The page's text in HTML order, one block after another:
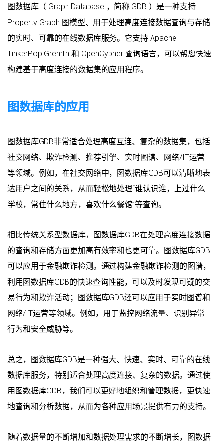
图数据库（ Graph Database ，简称 GDB ）是一种支持
Property Graph 图模型、用于处理高度连接数据查询与存储
的实时、可靠的在线数据库服务。它支持 Apache
TinkerPop Gremlin 和 OpenCypher 查询语言，可以帮您快速
构建基于高度连接的数据集的应用程序。
图数据库的应用
图数据库GDB非常适合处理高度互连、复杂的数据集，包括
社交网络、欺诈检测、推荐引擎、实时图谱、网络/IT运营
等领域。例如，在社交网络中，图数据库GDB可以清晰地表
达用户之间的关系，从而轻松地处理“谁认识谁，上过什么
学校，常住什么地方，喜欢什么餐馆”等查询。
相比传统关系型数据库，图数据库GDB在处理高度连接数据
的查询和存储方面更加高有效率和也更可靠。图数据库GDB
可以应用于金融欺诈检测。通过构建金融欺诈检测的图谱，
利用图数据库GDB的快速查询性能，可以及时发现可疑的交
易行为和欺诈活动；图数据库GDB还可以应用于实时图谱和
网络/IT运营等领域。例如，用于监控网络流量、识别异常
行为和安全威胁等。
总之，图数据库GDB是一种强大、快速、实时、可靠的在线
数据库服务，特别适合处理高度连接、复杂的数据。通过使
用图数据库GDB，我们可以更好地组织和管理数据，更快速
地查询和分析数据，从而为各种应用场景提供有力的支持。
随着数据量的不断增加和数据处理需求的不断增长，图数据